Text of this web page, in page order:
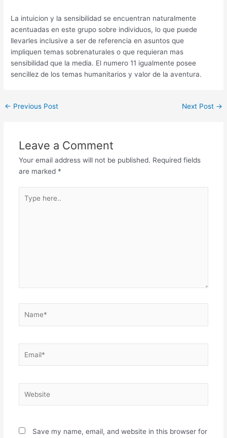
La intuicion y la sensibilidad se encuentran naturalmente
acentuadas en este grupo sobre individuos, lo que puede
llevarles inclusive a ser de referencia en asuntos que
impliquen temas sobrenaturales o que requieran mas
sensibilidad que la media. El numero 11 igualmente posee
sencillez de los temas humanitarios y valor de la aventura.
← Previous Post Next Post →
Leave a Comment
Your email address will not be published. Required fields
are marked *
here..
Save my name, email, and website in this browser for